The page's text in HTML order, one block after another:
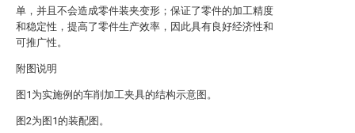
单，并且不会造成零件装夹变形；保证了零件的加工精度
和稳定性，提高了零件生产效率，因此具有良好经济性和
可推广性。
附图说明
图1为实施例的车削加工夹具的结构示意图。
图2为图1的装配图。